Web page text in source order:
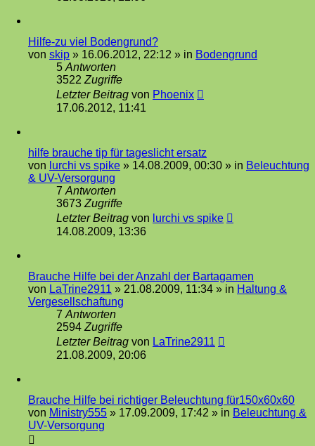
Hilfe-zu viel Bodengrund?
von skip » 16.06.2012, 22:12 » in Bodengrund
5 Antworten
3522 Zugriffe
Letzter Beitrag von Phoenix
17.06.2012, 11:41
hilfe brauche tip für tageslicht ersatz
von lurchi vs spike » 14.08.2009, 00:30 » in Beleuchtung
& UV-Versorgung
7 Antworten
3673 Zugriffe
Letzter Beitrag von lurchi vs spike
14.08.2009, 13:36
Brauche Hilfe bei der Anzahl der Bartagamen
von LaTrine2911 » 21.08.2009, 11:34 » in Haltung &
Vergesellschaftung
7 Antworten
2594 Zugriffe
Letzter Beitrag von LaTrine2911
21.08.2009, 20:06
Brauche Hilfe bei richtiger Beleuchtung für150x60x60
von Ministry555 » 17.09.2009, 17:42 » in Beleuchtung &
UV-Versorgung